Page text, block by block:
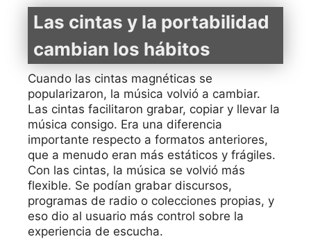
Las cintas y la portabilidad
cambian los hábitos
Cuando las cintas magnéticas se
popularizaron, la música volvió a cambiar.
Las cintas facilitaron grabar, copiar y llevar la
música consigo. Era una diferencia
importante respecto a formatos anteriores,
que a menudo eran más estáticos y frágiles.
Con las cintas, la música se volvió más
flexible. Se podían grabar discursos,
programas de radio o colecciones propias, y
eso dio al usuario más control sobre la
experiencia de escucha.